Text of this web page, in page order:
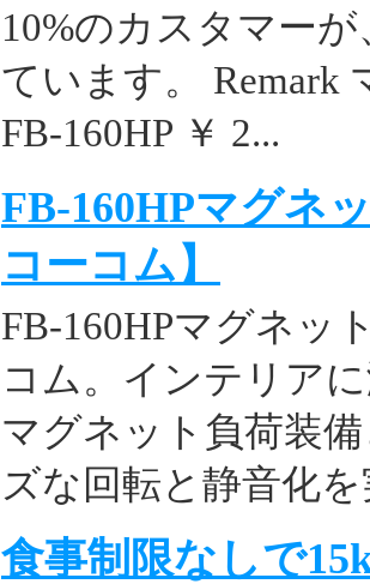
10%のカスタマー
ています。 Remark
FB-160HP ￥ 2...
FB-160HPマグネ
コーコム】
FB-160HPマグネッ
コム。インテリア
マグネット負荷装
ズな回転と静音化
食事制限なしで